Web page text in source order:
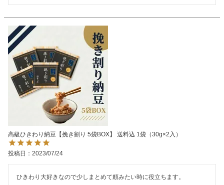
高級ひきわり納豆【挽き割り 5袋BOX】 送料込 1袋（30g×2入）
投稿日 2023/07/24
ひきわり大好きなので少しまとめて頼みたい時に役立ちます。